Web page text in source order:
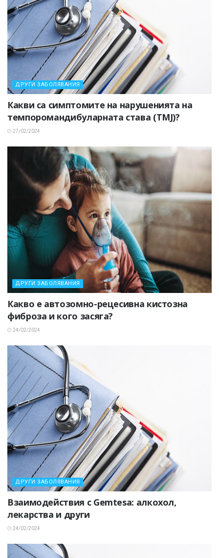
ДРУГИ ЗАБОЛЯВАНИЯ
Какви са симптомите на нарушенията на
темпоромандибуларната става (TMJ)?
27/02/2024
ДРУГИ ЗАБОЛЯВАНИЯ
Какво е автозомно-рецесивна кистозна
фиброза и кого засяга?
24/02/2024
ДРУГИ ЗАБОЛЯВАНИЯ
Взаимодействия с Gemtesa: алкохол,
лекарства и други
24/02/2024